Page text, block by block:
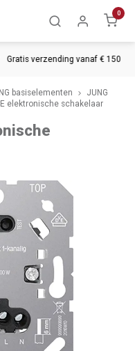
0
verzending vanaf € 150
basiselementen
JUNG
elektronische schakelaar